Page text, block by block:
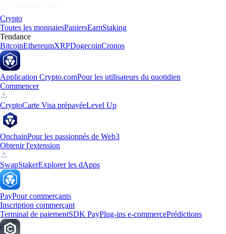
Crypto
Toutes les monnaiesPaniersEarnStaking
Tendance
BitcoinEthereumXRPDogecoinCronos
Application Crypto.comPour les utilisateurs du quotidien
Commencer
CryptoCarte Visa prépayéeLevel Up
OnchainPour les passionnés de Web3
Obtenir l'extension
SwapStakerExplorer les dApps
PayPour commerçants
Inscription commerçant
Terminal de paiementSDK PayPlug-ins e-commercePrédictions